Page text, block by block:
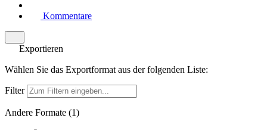
Kommentare
Exportieren
Wählen Sie das Exportformat aus der folgenden Liste:
Filter
Andere Formate (1)